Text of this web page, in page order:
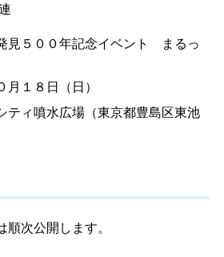
見５００年記念イベント まるっ
１８日（日）
ティ噴水広場（東京都豊島区東池
次公開します。